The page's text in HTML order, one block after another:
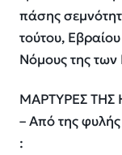
πάσης
τούτου,
Νόμους της των
ΜΑΡΤΥΡΕΣ
– Από της
: